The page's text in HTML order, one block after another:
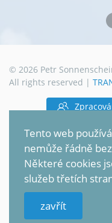
© 2026 Petr
All rights reserved |
Tento web
nemůže řádně
Některé cookies
služeb třetích
zavřít